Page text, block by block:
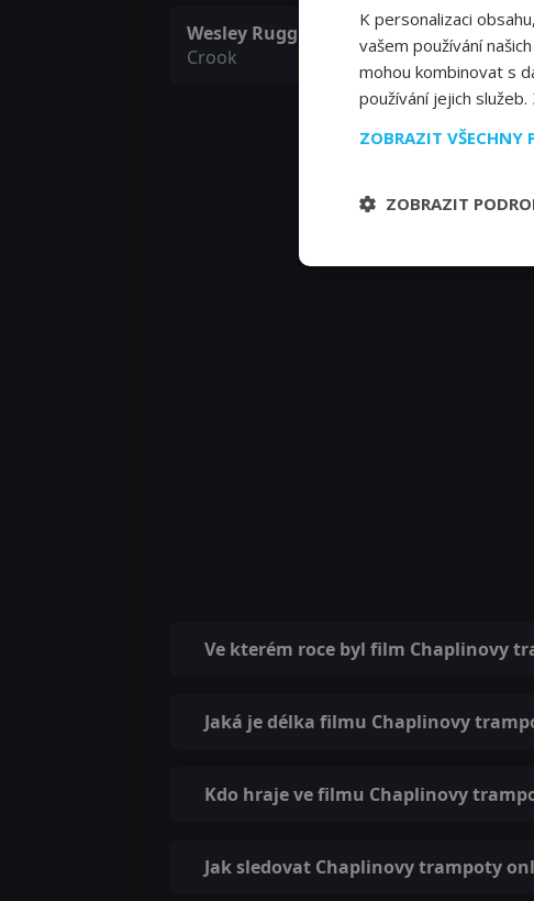
Wesley Ruggles
Crook
Ve kterém roce byl film Chaplinovy
Jaká je délka filmu Chaplinovy
Kdo hraje ve filmu Chaplinovy
Jak sledovat Chaplinovy trampoty
K personalizaci
vašem používání
mohou kombinovat s
používání jejich služeb.
ZOBRAZIT VŠECHNY
ZOBRAZIT